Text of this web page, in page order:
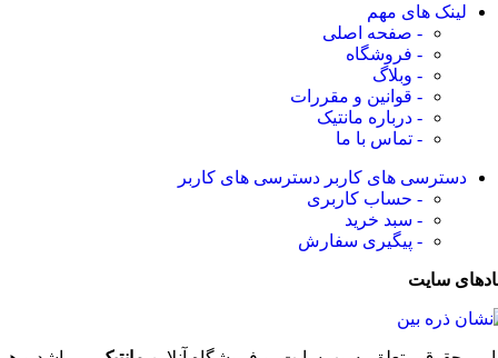
لینک های مهم
- صفحه اصلی
- فروشگاه
- وبلاگ
- قوانین و مقررات
- درباره مانتیک
- تماس با ما
دسترسی های کاربر دسترسی های کاربر
- حساب کاربری
- سبد خرید
- پیگیری سفارش
سایت